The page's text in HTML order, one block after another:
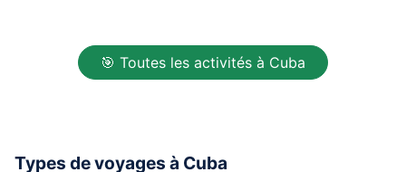
🎯 Toutes les activités à Cuba
Types de voyages à Cuba